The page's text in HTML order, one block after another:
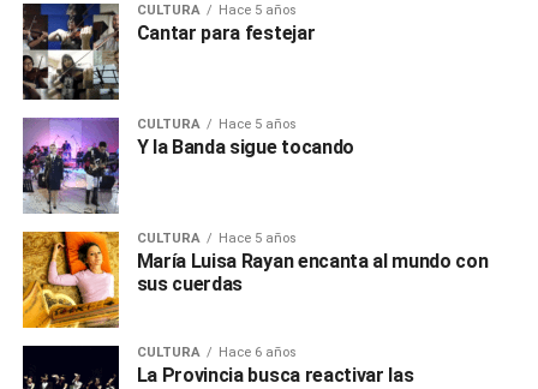
CULTURA Hace 5 años
Cantar para festejar
CULTURA Hace 5 años
Y la Banda sigue tocando
CULTURA Hace 5 años
María Luisa Rayan encanta al mundo con
sus cuerdas
CULTURA Hace 6 años
La Provincia busca reactivar las